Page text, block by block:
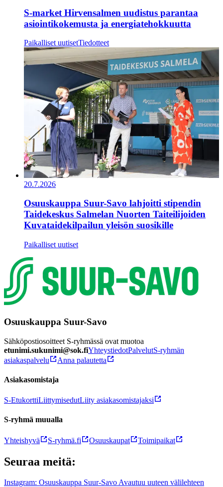
S-market Hirvensalmen uudistus parantaa
asiointikokemusta ja energiatehokkuutta
Paikalliset uutisetTiedotteet
20.7.2026
Osuuskauppa Suur-Savo lahjoitti stipendin
Taidekeskus Salmelan Nuorten Taiteilijoiden
Kuvataidekilpailun yleisön suosikille
Paikalliset uutiset
Osuuskauppa Suur-Savo
Sähköpostiosoitteet S-ryhmässä ovat muotoa
etunimi.sukunimi@sok.fiYhteystiedotPalvelutS-ryhmän
asiakaspalvelu
Anna palautetta
Asiakasomistaja
S-EtukorttiLiittymisedutLiity asiakasomistajaksi
S-ryhmä muualla
Yhteishyvä S-ryhmä.fi Osuuskaupat Toimipaikat
Seuraa meitä:
Instagram: Osuuskauppa Suur-Savo Avautuu uuteen välilehteen